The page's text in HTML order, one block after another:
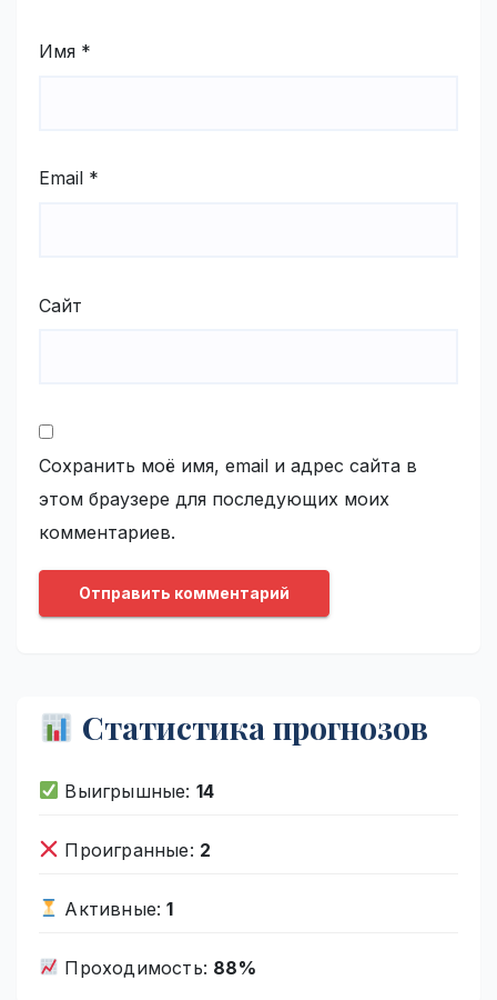
Имя *
Email *
Сайт
Сохранить моё имя, email и адрес сайта в
этом браузере для последующих моих
комментариев.
Статистика прогнозов
Выигрышные: 14
Проигранные: 2
Активные:1
Проходимость: 88%